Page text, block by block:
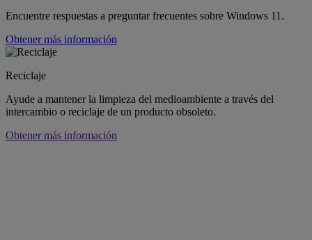
Encuentre respuestas a preguntar frecuentes sobre Windows 11.
Obtener más información
Reciclaje
Ayude a mantener la limpieza del medioambiente a través del
intercambio o reciclaje de un producto obsoleto.
Obtener más información